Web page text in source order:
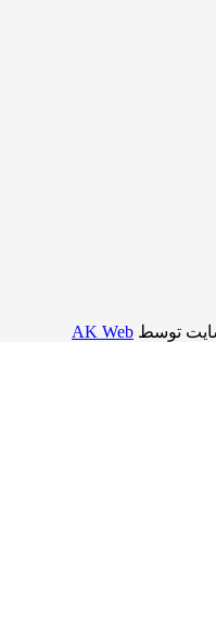
توسط AK Web